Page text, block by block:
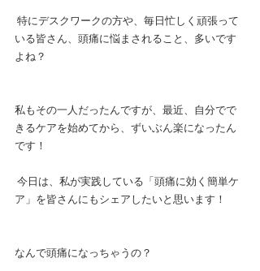
特にデスクワークの方や、毎日忙しく頑張って
いる皆さん、頭痛に悩まされること、多いです
よね？
私もその一人だったんですが、最近、自分でで
きるケアを始めてから、ずいぶん楽になったん
です！
今日は、私が実践している「頭痛に効く簡単ケ
ア」を皆さんにもシェアしたいと思います！
なんで頭痛になっちゃうの？